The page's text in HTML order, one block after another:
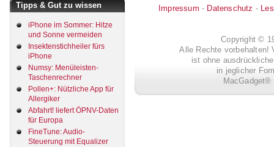
Tipps & Gut zu wissen
iPhone im Sommer: Hitze
und Sonne vermeiden
Insektenstichheiler fürs
iPhone
Numsy: Menüleisten-
Taschenrechner
Pollen+: Nützliche App für
Allergiker
Abfahrt! liefert ÖPNV-Daten
für Europa
FineTune: Audio-
Steuerung mit Equalizer
Impressum - Datenschutz -
Copyright ©
Alle Rechte vorbehalten!
ist ohne
in jeglicher
MacGadget®